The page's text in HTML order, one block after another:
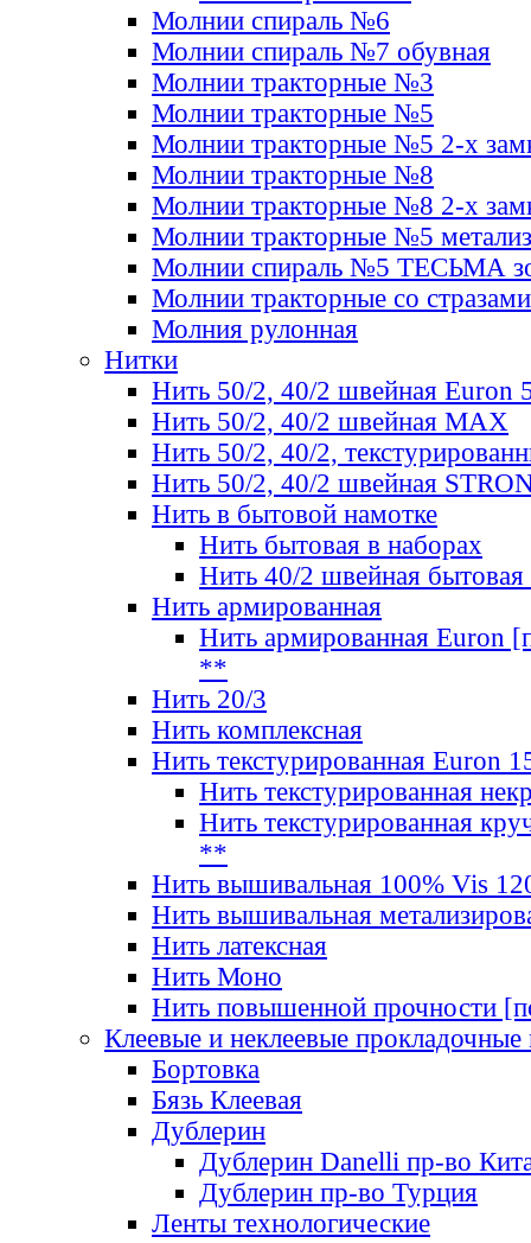
Молнии спираль №6
Молнии спираль №7 обувная
Молнии тракторные №3
Молнии тракторные №5
Молнии тракторные №5 2-х
Молнии тракторные №8
Молнии тракторные №8 2-х
Молнии тракторные №5
Молнии спираль №5 ТЕСЬМА
Молнии тракторные со стразами
Молния рулонная
Нитки
Нить 50/2, 40/2 швейная Euron
Нить 50/2, 40/2 швейная МАХ
Нить 50/2, 40/2,
Нить 50/2, 40/2 швейная
Нить в бытовой намотке
Нить бытовая в наборах
Нить 40/2 швейная бытовая
Нить армированная
Нить армированная Euron
**
Нить 20/3
Нить комплексная
Нить текстурированная Euron
Нить текстурированная
Нить текстурированная
**
Нить вышивальная 100% Vis
Нить вышивальная
Нить латексная
Нить Моно
Нить повышенной прочности
Клеевые и неклеевые прокладочные
Бортовка
Бязь Клеевая
Дублерин
Дублерин Danelli пр-во
Дублерин пр-во Турция
Ленты технологические